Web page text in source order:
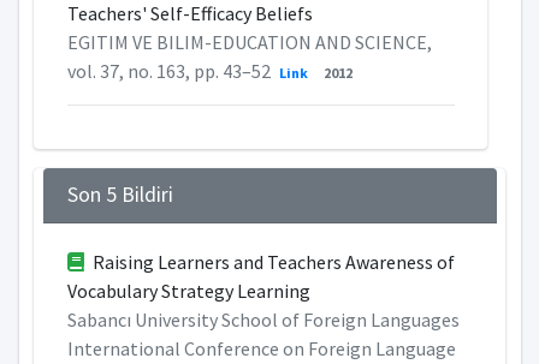
Teachers' Self-Efficacy Beliefs
EGITIM VE BILIM-EDUCATION AND SCIENCE,
vol. 37, no. 163, pp. 43–52 Link 2012
Son 5 Bildiri
Raising Learners and Teachers Awareness of
Vocabulary Strategy Learning
Sabancı University School of Foreign Languages
International Conference on Foreign Language